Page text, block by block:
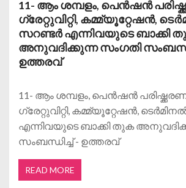
11- ആം ശമ്പളം, പെൻഷൻ
ഗ്രേറ്റുവിറ്റി, കമ്മ്യൂറ്റേഷൻ,
സറണ്ടർ എന്നിവയുടെ ബാക്കി
അനുവദിക്കുന്ന സംഗതി
ഉത്തരവ്
11- ആം ശമ്പളം, പെൻഷൻ
ഗ്രേറ്റുവിറ്റി, കമ്മ്യൂറ്റേഷൻ,
എന്നിവയുടെ ബാക്കി തുക
സംബന്ധിച്ച് - ഉത്തരവ്
READ MORE